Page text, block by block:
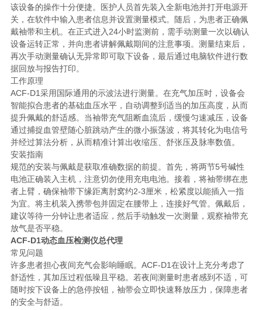
该设备的操作十分便捷。医护人员首先装入全新电池并打开电源开
关，在软件中输入患者信息并设置测量模式。随后，为患者正确佩
戴袖带和主机。在正式进入24小时监测前，需手动测量一次以确认
设备运转正常，并向患者讲解佩戴期间的注意事项。测量结束后，
再次手动测量确认无异常即可取下设备，最后通过电脑软件进行数
据回放与报告打印。
工作原理
ACF-D1采用国际通用的示波法进行测量。在充气加压时，设备会
智能拟合患者的基础血压水平，自动调整到适当的加压高度，从而
提升佩戴的舒适感。当袖带充气阻断血流后，缓慢匀速减压，设备
通过捕捉血管壁随心脏跳动产生的微小振荡波，将其转化为电信号
并经过算法分析，从而精准计算出收缩压、舒张压及脉率数值。
安装指南
规范的安装与佩戴是获取准确数据的前提。首先，将两节5号碱性
电池正确装入主机，注意切勿使用充电电池。接着，将袖带绑在患
者上臂，确保袖带下缘距离肘窝约2-3厘米，松紧度以能插入一指
为宜。将主机装入携带包并固定在腰带上，连接好气管。佩戴后，
建议等待一分钟让患者适应，然后手动触发一次测量，观察袖带充
放气是否平稳。
ACF-D1动态血压检测仪总代理
常见问题
许多患者担心夜间充气会影响睡眠。ACF-D1在设计上充分考虑了
舒适性，其加压过程低噪且平稳。若夜间测量时患者感到不适，可
随时按下设备上的急停按钮，袖带会立即快速释放压力，保障患者
的安全与舒适。